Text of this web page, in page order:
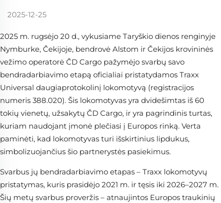
2025-12-25
2025 m. rugsėjo 20 d., vykusiame Taryškio dienos renginyje
Nymburke, Čekijoje, bendrovė Alstom ir Čekijos krovininės
vežimo operatorė ČD Cargo pažymėjo svarbų savo
bendradarbiavimo etapą oficialiai pristatydamos Traxx
Universal daugiaprotokolinį lokomotyvą (registracijos
numeris 388.020). Šis lokomotyvas yra dvidešimtas iš 60
tokių vienetų, užsakytų ČD Cargo, ir yra pagrindinis turtas,
kuriam naudojant įmonė plečiasi į Europos rinką. Verta
paminėti, kad lokomotyvas turi išskirtinius lipdukus,
simbolizuojančius šio partnerystės pasiekimus.
Svarbus jų bendradarbiavimo etapas – Traxx lokomotyvų
pristatymas, kuris prasidėjo 2021 m. ir tęsis iki 2026–2027 m.
Šių metų svarbus proveržis – atnaujintos Europos traukinių